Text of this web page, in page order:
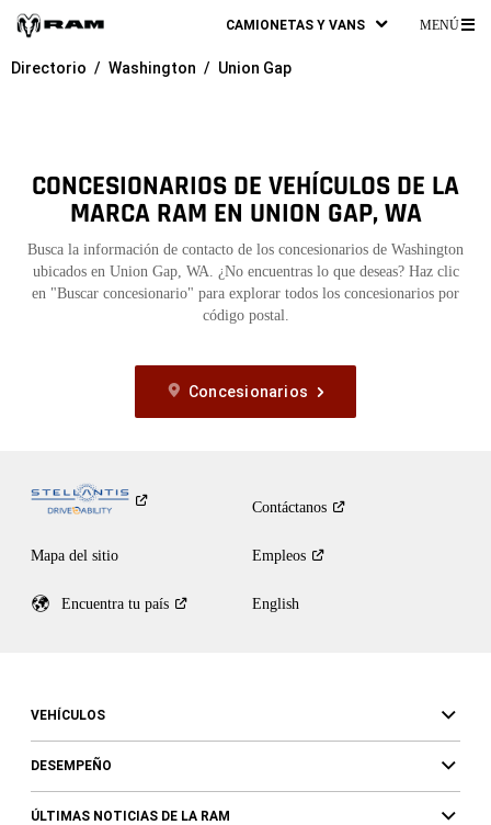
CAMIONETAS Y VANS MENÚ
Directorio Washington Union Gap
CONCESIONARIOS DE VEHÍCULOS DE LA
MARCA RAM EN UNION GAP, WA
Busca la información de contacto de los concesionarios de Washington
ubicados en Union Gap, WA. ¿No encuentras lo que deseas? Haz clic
en "Buscar concesionario" para explorar todos los concesionarios por
código postal.
Concesionarios
Contáctanos
Mapa del sitio Empleos
Encuentra tu país English
VEHÍCULOS
DESEMPEÑO
ÚLTIMAS NOTICIAS DE LA RAM